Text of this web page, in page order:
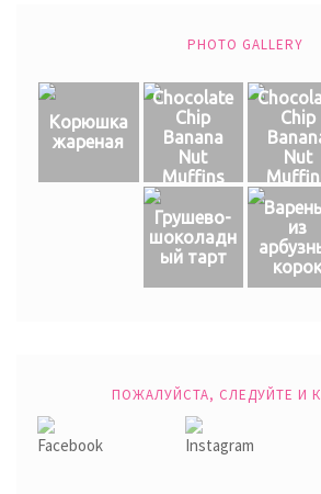
PHOTO GALLERY
Корюшка
жареная
Chocolate
Chip
Banana
Nut
Muffins
Chip
Nut
Грушево-
шоколадн
ый тарт
из
ПОЖАЛУЙСТА, СЛЕДУЙТЕ И